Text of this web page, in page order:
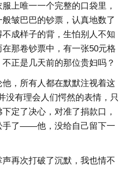
上唯一一个完整的口袋里，
皱巴巴的钞票，认真地数了
成样子的背，生怕别人不知
那卷钞票中，有一张50元格
正是几天前的那位贵妇吗？
，所有人都在默默注视着这
没有理会人们愕然的表情，只
定了决心，对准了捐款口，
手了——他，没给自己留下一
再次打破了沉默，我也情不